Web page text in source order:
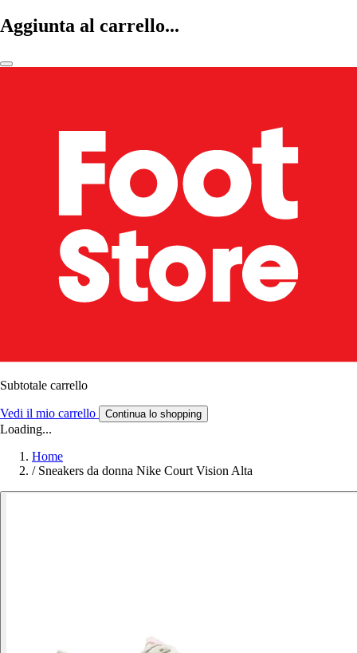
Aggiunta al carrello...
Subtotale carrello
Vedi il mio carrello Continua lo shopping
Loading...
Home
/ Sneakers da donna Nike Court Vision Alta